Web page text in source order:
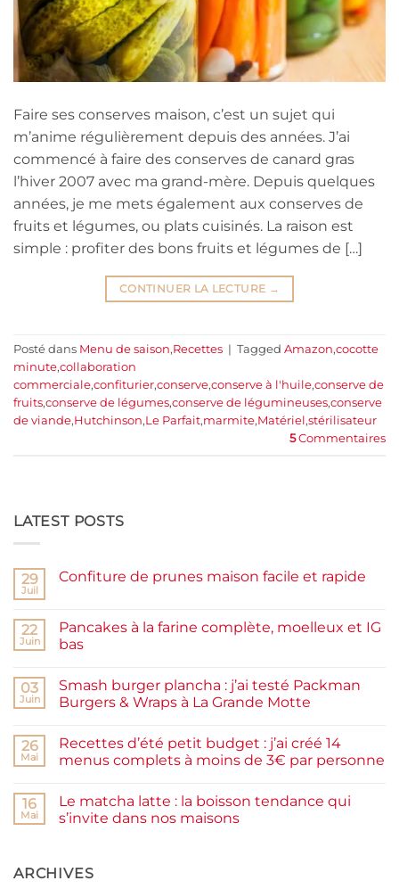
Faire ses conserves maison, c’est un sujet qui
m’anime régulièrement depuis des années. J’ai
commencé à faire des conserves de canard gras
l’hiver 2007 avec ma grand-mère. Depuis quelques
années, je me mets également aux conserves de
fruits et légumes, ou plats cuisinés. La raison est
simple : profiter des bons fruits et légumes de […]
CONTINUER LA LECTURE →
Posté dans Menu de saison,Recettes | Tagged Amazon,cocotte
minute,collaboration
commerciale,confiturier,conserve,conserve à l'huile,conserve de
fruits,conserve de légumes,conserve de légumineuses,conserve
de viande,Hutchinson,Le Parfait,marmite,Matériel,stérilisateur
5Commentaires
LATEST POSTS
29
Juil
Confiture de prunes maison facile et rapide
Confiture
de
prunes
et
rapide
22
Juin
Pancakes à la farine complète, moelleux et IG
bas
sur
Pancakes
à
complète,
et
03
Juin
Smash burger plancha : j’ai testé Packman
Burgers & Wraps à La Grande Motte
sur
burger
testé
Packman
Burgers &
Grande
Motte
26
Mai
Recettes d’été petit budget : j’ai créé 14
menus complets à moins de 3€ par personne
sur
Recettes
d’été
j’ai
créé
16
Mai
Le matcha latte : la boisson tendance qui
s’invite dans nos maisons
Le
matcha
ARCHIVES